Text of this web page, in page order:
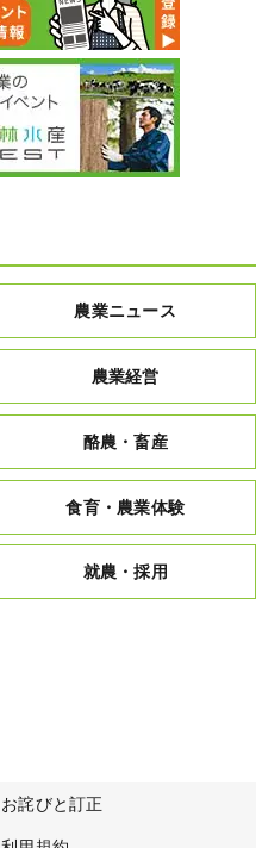
農業ニュース
農業経営
酪農・畜産
食育・農業体験
就農・採用
お詫びと訂正